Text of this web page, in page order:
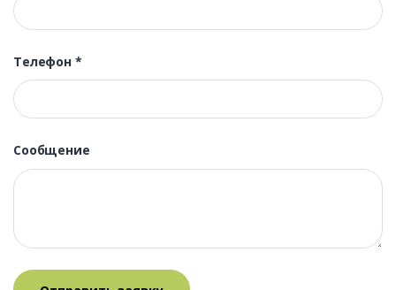
Телефон *
Сообщение